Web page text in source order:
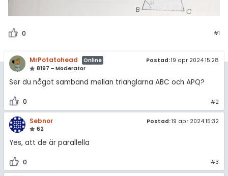
0 #1
MrPotatohead
Online
8197 – Moderator
Postad:19 apr 2024 15:28
Ser du något samband mellan trianglarna ABC och APQ?
0 #2
Sebnor
62
Postad:19 apr 2024 15:32
Yes, att de är parallella
0 #3
10 inloggade
högskolan
(mattedelen)
diskussioner